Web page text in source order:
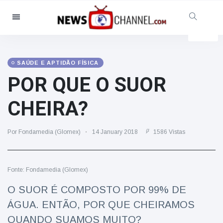
Categorias
Social & Diversão
Cinema & TV
(81)
Celebridades
Moda e Beleza
(122)
Estilo de Vida
(121)
Saúde e Aptidão Física
SAÚDE E APTIDÃO FÍSICA
POR QUE O SUOR
CHEIRA?
Por Fondamedia (Glomex) 14 January 2018 1586 Vistas
Fonte: Fondamedia (Glomex)
O SUOR É COMPOSTO POR 99% DE
ÁGUA. ENTÃO, POR QUE CHEIRAMOS
QUANDO SUAMOS MUITO?